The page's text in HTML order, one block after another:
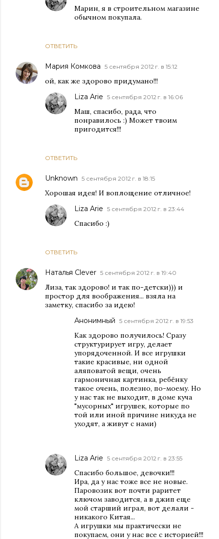
ОТВЕТИТЬ
Марин, я в строительном магазине
обычном покупала.
Мария Комкова 5 сентября 2012 г. в 15:12
ой, как же здорово придумано!!!
ОТВЕТИТЬ
Liza Arie 5 сентября 2012 г. в 16:06
Маш, спасибо, рада, что
понравилось :) Может твоим
пригодится!!!
Unknown 5 сентября 2012 г. в 18:15
Хорошая идея! И воплощение отличное!
ОТВЕТИТЬ
Liza Arie 5 сентября 2012 г. в 23:44
Спасибо :)
Наталья Clever 5 сентября 2012 г. в 19:40
Лиза, так здорово! и так по-детски))) и
простор для воображения... взяла на
заметку, спасибо за идею!
Анонимный 5 сентября 2012 г. в 19:53
Как здорово получилось! Сразу
структурирует игру, делает
упорядоченной. И все игрушки
такие красивые, ни одной
аляповатой вещи, очень
гармоничная картинка, ребёнку
такое очень, полезно, по-моему. Но
у нас так не выходит, в доме куча
"мусорных" игрушек, которые по
той или иной причине никуда не
уходят, а живут с нами)
Liza Arie 5 сентября 2012 г. в 23:55
Спасибо большое, девочки!!!
Ира, да у нас тоже все не новые.
Паровозик вот почти раритет
ключом заводится, а в джип еще
мой старший играл, вот делали -
никакого Китая...
А игрушки мы практически не
покупаем, они у нас все с историей!!!